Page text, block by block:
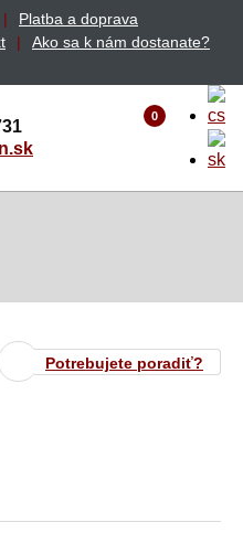
Platba a doprava
Ako sa k nám dostanate?
0
Potrebujete poradiť?